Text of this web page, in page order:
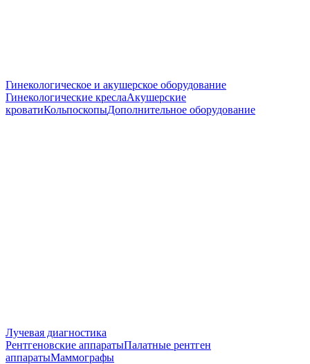
Гинекологическое и акушерское оборудование
Гинекологические креслаАкушерские
кроватиКольпоскопыДополнительное оборудование
Лучевая диагностика
Рентгеновские аппаратыПалатные рентген
аппаратыМаммографы